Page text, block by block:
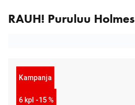
Eläinlääkäriruoat
Tuotemerkit
RAUH! Puruluu Holmes
Kampanja
6 kpl -15 %